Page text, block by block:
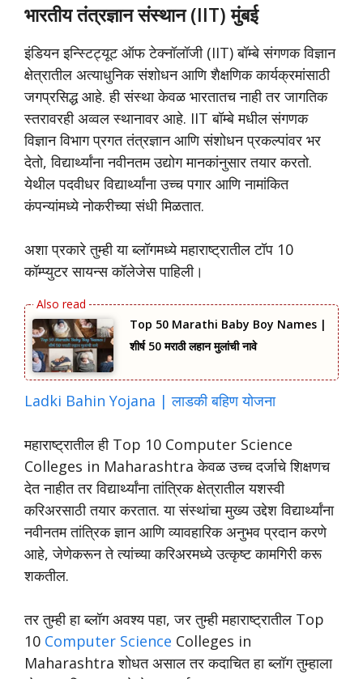
भारतीय तंत्रज्ञान संस्थान (IIT) मुंबई
इंडियन इन्स्टिट्यूट ऑफ टेक्नॉलॉजी (IIT) बॉम्बे संगणक विज्ञान
क्षेत्रातील अत्याधुनिक संशोधन आणि शैक्षणिक कार्यक्रमांसाठी
जगप्रसिद्ध आहे. ही संस्था केवळ भारतातच नाही तर जागतिक
स्तरावरही अव्वल स्थानावर आहे. IIT बॉम्बे मधील संगणक
विज्ञान विभाग प्रगत तंत्रज्ञान आणि संशोधन प्रकल्पांवर भर
देतो, विद्यार्थ्यांना नवीनतम उद्योग मानकांनुसार तयार करतो.
येथील पदवीधर विद्यार्थ्यांना उच्च पगार आणि नामांकित
कंपन्यांमध्ये नोकरीच्या संधी मिळतात.
अशा प्रकारे तुम्ही या ब्लॉगमध्ये महाराष्ट्रातील टॉप 10
कॉम्प्युटर सायन्स कॉलेजेस पाहिली।
Top 50 Marathi Baby Boy Names |
शीर्ष 50 मराठी लहान मुलांची नावे
Ladki Bahin Yojana | लाडकी बहिण योजना
महाराष्ट्रातील ही Top 10 Computer Science
Colleges in Maharashtra केवळ उच्च दर्जाचे शिक्षणच
देत नाहीत तर विद्यार्थ्यांना तांत्रिक क्षेत्रातील यशस्वी
करिअरसाठी तयार करतात. या संस्थांचा मुख्य उद्देश विद्यार्थ्यांना
नवीनतम तांत्रिक ज्ञान आणि व्यावहारिक अनुभव प्रदान करणे
आहे, जेणेकरून ते त्यांच्या करिअरमध्ये उत्कृष्ट कामगिरी करू
शकतील.
तर तुम्ही हा ब्लॉग अवश्य पहा, जर तुम्ही महाराष्ट्रातील Top
10 Computer Science Colleges in
Maharashtra शोधत असाल तर कदाचित हा ब्लॉग तुम्हाला